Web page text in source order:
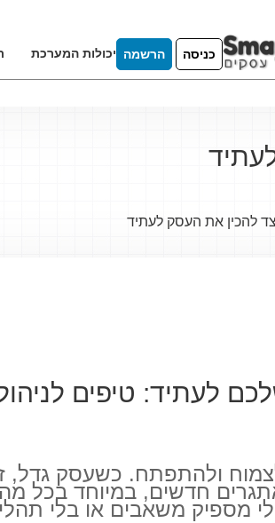
כניסה הרשמה יכולות המערכת
להכין את העסק לעתיד
ולהתפתח. כשעסק גדל,
חדשים, במיוחד בכל
מספיק משאבים או בלי